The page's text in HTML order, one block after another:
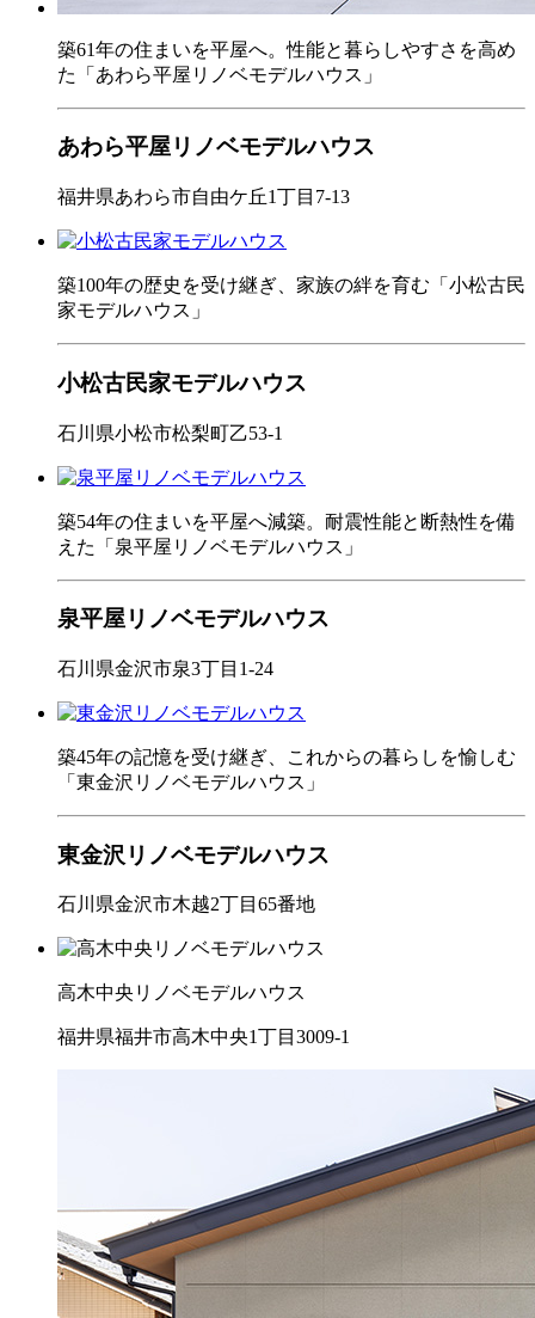
築61年の住まいを平屋へ。性能と暮らしやすさを高め
た「あわら平屋リノベモデルハウス」
あわら平屋リノベモデルハウス
福井県あわら市自由ケ丘1丁目7-13
築100年の歴史を受け継ぎ、家族の絆を育む「小松古民
家モデルハウス」
小松古民家モデルハウス
石川県小松市松梨町乙53-1
築54年の住まいを平屋へ減築。耐震性能と断熱性を備
えた「泉平屋リノベモデルハウス」
泉平屋リノベモデルハウス
石川県金沢市泉3丁目1-24
築45年の記憶を受け継ぎ、これからの暮らしを愉しむ
「東金沢リノベモデルハウス」
東金沢リノベモデルハウス
石川県金沢市木越2丁目65番地
高木中央リノベモデルハウス
福井県福井市高木中央1丁目3009-1